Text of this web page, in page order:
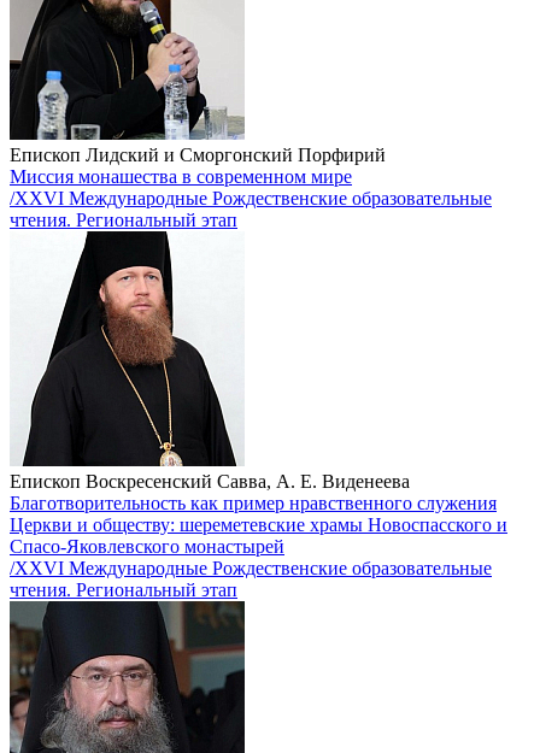
Епископ Лидский и Сморгонский Порфирий
Миссия монашества в современном мире
/XXVI Международные Рождественские образовательные
чтения. Региональный этап
Епископ Воскресенский Савва, А. Е. Виденеева
Благотворительность как пример нравственного служения
Церкви и обществу: шереметевские храмы Новоспасского и
Спасо-Яковлевского монастырей
/XXVI Международные Рождественские образовательные
чтения. Региональный этап